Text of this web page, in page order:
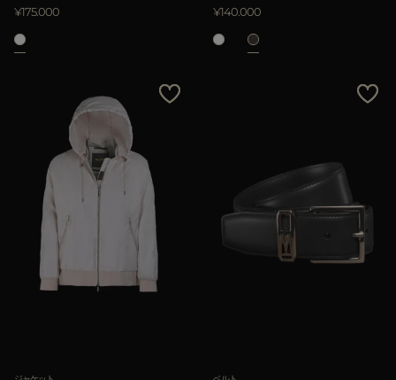
¥175.000 ¥140.000